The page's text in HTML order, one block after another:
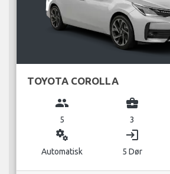
TOYOTA COROLLA
group
5
business_center
3
miscellaneous_services
Automatisk
login
5 Dør